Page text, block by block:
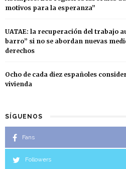
motivos para la esperanza”
UATAE: la recuperación del trabajo
barro” si no se abordan nuevas
derechos
Ocho de cada diez españoles
vivienda
SÍGUENOS
Fans
Followers